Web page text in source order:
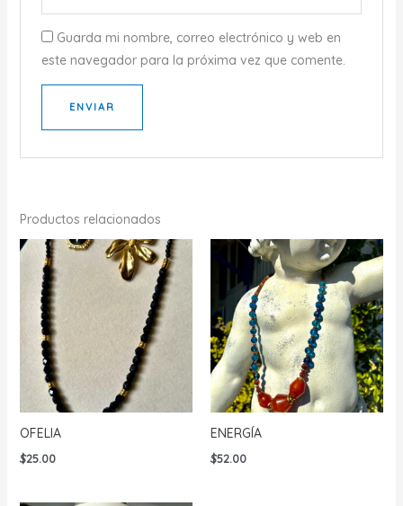
Guarda mi nombre, correo electrónico y web en
este navegador para la próxima vez que comente.
Productos relacionados
OFELIA
$25.00
ENERGÍA
$52.00